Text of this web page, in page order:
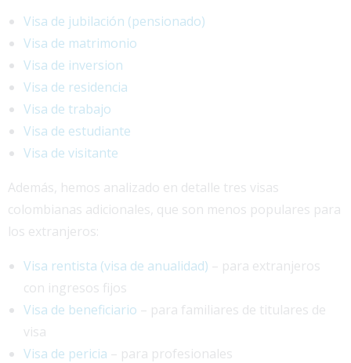
Visa de jubilación (pensionado)
Visa de matrimonio
Visa de inversion
Visa de residencia
Visa de trabajo
Visa de estudiante
Visa de visitante
Además, hemos analizado en detalle tres visas
colombianas adicionales, que son menos populares para
los extranjeros:
Visa rentista (visa de anualidad) – para extranjeros
con ingresos fijos
Visa de beneficiario – para familiares de titulares de
visa
Visa de pericia – para profesionales